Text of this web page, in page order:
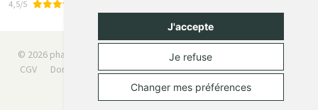
J'accepte
Je refuse
Changer mes préférences
4,5/5
© 2026 pharmaone.be Tous droits réservés
CGV
Données personnelles Cookies
Préférences Cookies
Apotekisto